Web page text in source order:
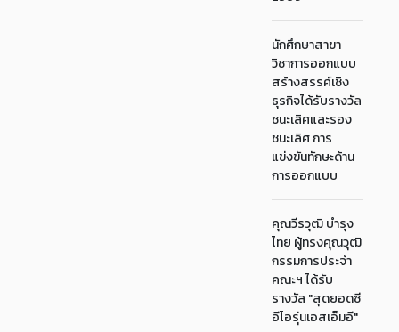
นักศึกษาสาขา
วิชาการออกแบบ
สร้างสรรค์เชิง
ธุรกิจได้รับรางวัล
ชนะเลิศและรอง
ชนะเลิศ การ
แข่งขันทักษะด้าน
การออกแบบ
คุณวีรวุฒิ บำรุง
ไทย ผู้ทรงคุณวุฒิ
กรรมการประจำ
คณะฯ ได้รับ
รางวัล "สุดยอดซี
อีโอรุ่นเอสเอ็มอี"